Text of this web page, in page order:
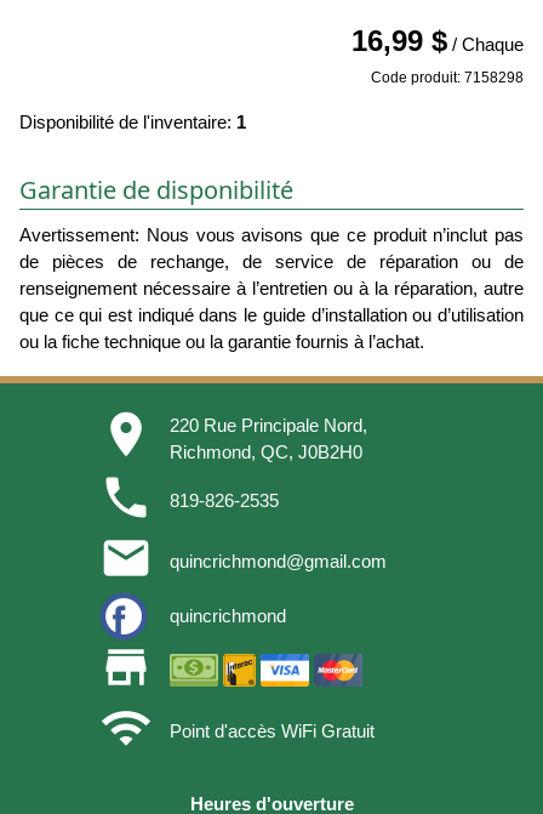
16,99 $ / Chaque
Code produit: 7158298
Disponibilité de l'inventaire: 1
Garantie de disponibilité
Avertissement: Nous vous avisons que ce produit n’inclut pas
de pièces de rechange, de service de réparation ou de
renseignement nécessaire à l’entretien ou à la réparation, autre
que ce qui est indiqué dans le guide d’installation ou d’utilisation
ou la fiche technique ou la garantie fournis à l’achat.
place
220 Rue Principale Nord,
Richmond, QC, J0B2H0
phone 819-826-2535
email quincrichmond@gmail.com
quincrichmond
store
wifi
Point d'accès WiFi Gratuit
Heures d'ouverture